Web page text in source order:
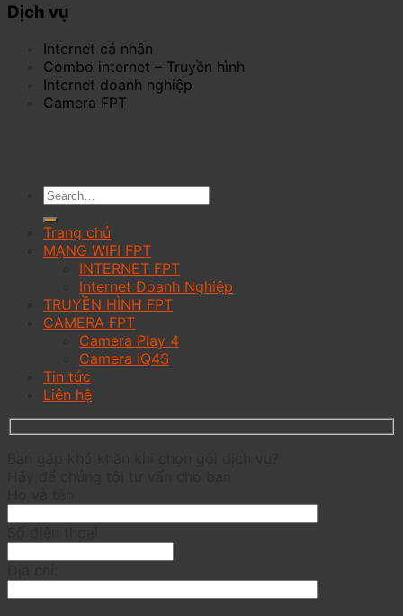
Dịch vụ
Internet cá nhân
Combo internet – Truyền hình
Internet doanh nghiệp
Camera FPT
Trang chủ
MẠNG WIFI FPT
INTERNET FPT
Internet Doanh Nghiệp
TRUYỀN HÌNH FPT
CAMERA FPT
Camera Play 4
Camera IQ4S
Tin tức
Liên hệ